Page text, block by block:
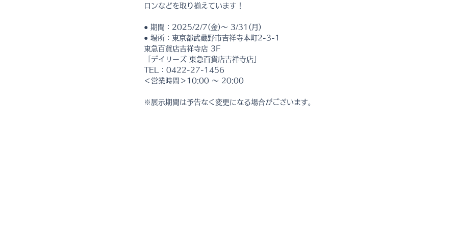
ロンなどを取り揃えています！
● 期間：2025/2/7(金)～ 3/31(月)
● 場所：東京都武蔵野市吉祥寺本町2-3-1
東急百貨店吉祥寺店 3F
「デイリーズ 東急百貨店吉祥寺店」
TEL：0422-27-1456
＜営業時間＞10:00 ～ 20:00
※展示期間は予告なく変更になる場合がございます。